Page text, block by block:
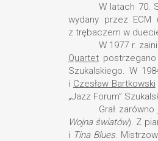
W latach 70.
wydany przez ECM
z trębaczem w
W 1977 r.
Quartet
Szukalskiego. W
i Czesław Bartkowski
„Jazz Forum”
Grał
Wojna światów). Z
i Tina Blues.